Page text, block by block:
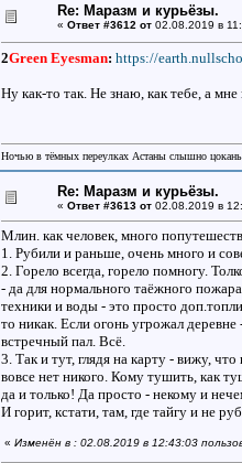
Re: Маразм и курьёзы.
« Ответ #3612 от02.08.2019 в
2Green Eyesman: https://
Ну как-то так. Не знаю, как тебе, а
Ночью в тёмных переулках Астаны слышно
Re: Маразм и курьёзы.
« Ответ #3613 от02.08.2019 в
Млин. как человек, много
1. Рубили и раньше, очень много и
2. Горело всегда, горело помногу.
- да для нормального таёжного
техники и воды - это просто
то никак. Если огонь угрожал деревне
встречный пал. Всё.
3. Так и тут, глядя на карту - вижу,
вовсе нет никого. Кому тушить, как
да и только! Да просто - некому и
И горит, кстати, там, где тайгу и не
« Изменён в : 02.08.2019 в 12:43:03